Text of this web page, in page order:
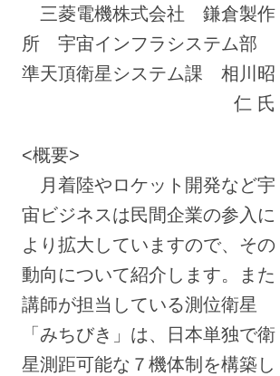
三菱電機株式会社 鎌倉製作
所 宇宙インフラシステム部
準天頂衛星システム課 相川昭
仁 氏
<概要>
月着陸やロケット開発など宇
宙ビジネスは民間企業の参入に
より拡大していますので、その
動向について紹介します。また
講師が担当している測位衛星
「みちびき」は、日本単独で衛
星測距可能な７機体制を構築し